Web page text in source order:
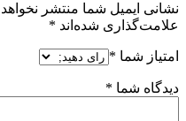
نشانی ایمیل شما منتشر
علامت‌گذاری شده‌اند *
امتیاز شما *
دیدگاه شما *